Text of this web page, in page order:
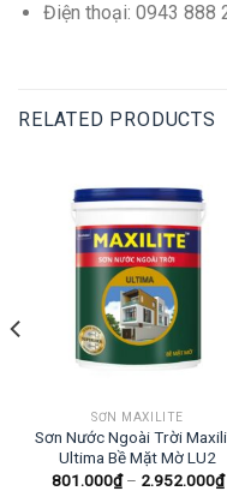
Điện thoại: 0943 888
RELATED PRODUCTS
SƠN MAXILITE
Sơn Nước Ngoài Trời
Ultima Bề Mặt Mờ LU2
801.000₫– 2.952.000₫